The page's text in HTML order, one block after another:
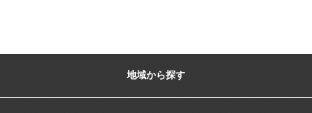
地域から探す